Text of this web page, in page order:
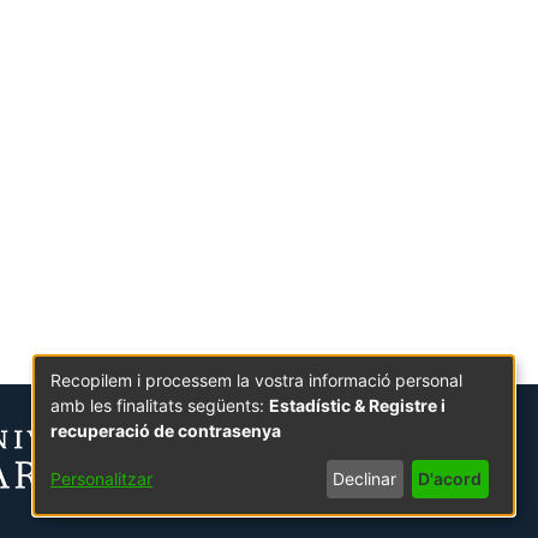
Recopilem i processem la vostra informació personal
amb les finalitats següents: Estadístic & Registre i
recuperació de contrasenya
Personalitzar Declinar D'acord